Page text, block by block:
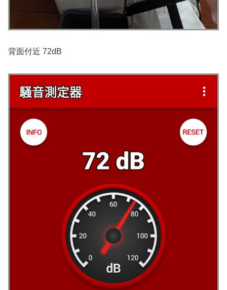
背面付近 72dB